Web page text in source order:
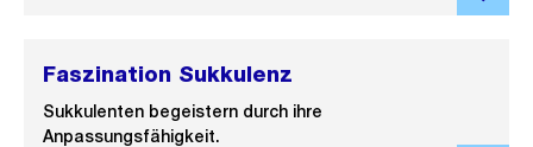
Faszination Sukkulenz
Sukkulenten begeistern durch ihre
Anpassungsfähigkeit.